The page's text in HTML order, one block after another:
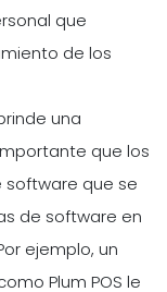
que
de los
una
que los
que se
de software en
ejemplo, un
Plum POS le